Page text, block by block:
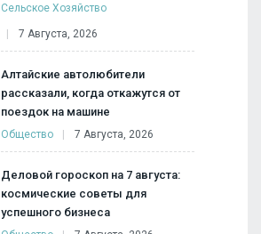
Сельское Хозяйство
7 Августа, 2026
Алтайские автолюбители
рассказали, когда откажутся от
поездок на машине
Общество 7 Августа, 2026
Деловой гороскоп на 7 августа:
космические советы для
успешного бизнеса